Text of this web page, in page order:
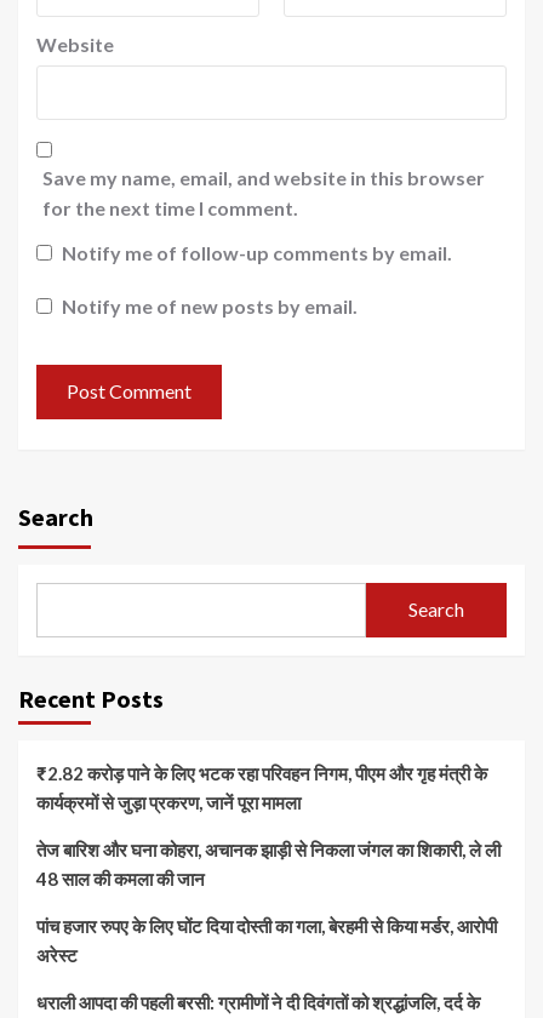
Website
Save my name, email, and website in this browser
for the next time I comment.
Notify me of follow-up comments by email.
Notify me of new posts by email.
Search
Search
Recent Posts
₹2.82 करोड़ पाने के लिए भटक रहा परिवहन निगम, पीएम और गृह मंत्री के
कार्यक्रमों से जुड़ा प्रकरण, जानें पूरा मामला
तेज बारिश और घना कोहरा, अचानक झाड़ी से निकला जंगल का शिकारी, ले ली
48 साल की कमला की जान
पांच हजार रुपए के लिए घोंट दिया दोस्ती का गला, बेरहमी से किया मर्डर, आरोपी
अरेस्ट
धराली आपदा की पहली बरसी: ग्रामीणों ने दी दिवंगतों को श्रद्धांजलि, दर्द के